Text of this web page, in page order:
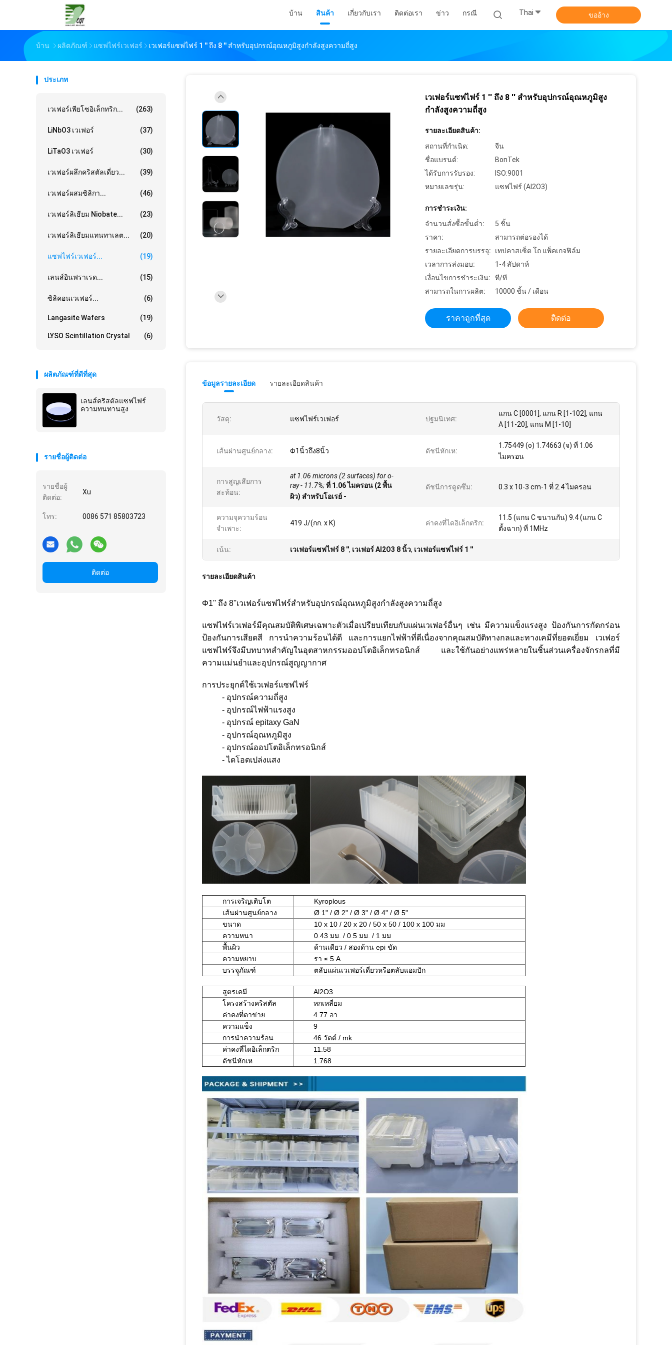
บ้าน สินค้า เกี่ยวกับเรา ติดต่อเรา ข่าว กรณี Thai ขออ้าง
บ้าน ผลิตภัณฑ์ แซฟไฟร์เวเฟอร์ เวเฟอร์แซฟไฟร์ 1 '' ถึง 8 '' สำหรับอุปกรณ์อุณหภูมิสูงกำลังสูงความถี่สูง
ประเภท
เวเฟอร์เพียโซอิเล็กทริก... (263)
LiNbO3 เวเฟอร์ (37)
LiTaO3 เวเฟอร์ (30)
เวเฟอร์ผลึกคริสตัลเดี่ยว... (39)
เวเฟอร์ผสมซิลิกา... (46)
เวเฟอร์ลิเธียม Niobate... (23)
เวเฟอร์ลิเธียมแทนทาเลต... (20)
แซฟไฟร์เวเฟอร์... (19)
เลนส์อินฟราเรด... (15)
ซิลิคอนเวเฟอร์... (6)
Langasite Wafers (19)
LYSO Scintillation Crystal (6)
ผลิตภัณฑ์ที่ดีที่สุด
เลนส์คริสตัลแซฟไฟร์
ความทนทานสูง
รายชื่อผู้ติดต่อ
รายชื่อผู้
ติดต่อ:
Xu
โทร: 0086 571 85803723
ติดต่อ
เวเฟอร์แซฟไฟร์ 1 '' ถึง 8 '' สำหรับอุปกรณ์อุณหภูมิสูง
กำลังสูงความถี่สูง
รายละเอียดสินค้า:
สถานที่กำเนิด:
จีน
ชื่อแบรนด์:
BonTek
ได้รับการรับรอง:
ISO:9001
หมายเลขรุ่น:
แซฟไฟร์ (Al2O3)
การชำระเงิน:
จำนวนสั่งซื้อขั้นต่ำ:
5 ชิ้น
ราคา:
สามารถต่อรองได้
รายละเอียดการบรรจุ:
เทปคาสเซ็ต โถ แพ็คเกจฟิล์ม
เวลาการส่งมอบ:
1-4 สัปดาห์
เงื่อนไขการชำระเงิน:
ที/ที
สามารถในการผลิต:
10000 ชิ้น / เดือน
ราคาถูกที่สุด ติดต่อ
ข้อมูลรายละเอียด รายละเอียดสินค้า
วัสดุ: แซฟไฟร์เวเฟอร์ ปฐมนิเทศ:
แกน C [0001], แกน R [1-102], แกน
A [11-20], แกน M [1-10]
เส้นผ่านศูนย์กลาง: Φ1นิ้วถึง8นิ้ว ดัชนีหักเห:
1.75449 (o) 1.74663 (จ) ที่ 1.06
ไมครอน
การสูญเสียการ
สะท้อน:
at 1.06 microns (2 surfaces) for o-
ray - 11.7%;ที่ 1.06 ไมครอน (2 พื้น
ผิว) สำหรับโอเรย์ -
ดัชนีการดูดซึม: 0.3 x 10-3 cm-1 ที่ 2.4 ไมครอน
ความจุความร้อน
จำเพาะ:
419 J/(กก. x K) ค่าคงที่ไดอิเล็กตริก:
11.5 (แกน C ขนานกัน) 9.4 (แกน C
ตั้งฉาก) ที่ 1MHz
เน้น: เวเฟอร์แซฟไฟร์ 8 '', เวเฟอร์ Al2O3 8 นิ้ว, เวเฟอร์แซฟไฟร์ 1 ''
รายละเอียดสินค้า
Φ1'' ถึง 8''เวเฟอร์แซฟไฟร์สำหรับอุปกรณ์อุณหภูมิสูงกำลังสูงความถี่สูง
แซฟไฟร์เวเฟอร์มีคุณสมบัติพิเศษเฉพาะตัวเมื่อเปรียบเทียบกับแผ่นเวเฟอร์อื่นๆ เช่น มีความแข็งแรงสูง ป้องกันการกัดกร่อน
ป้องกันการเสียดสี การนำความร้อนได้ดี และการแยกไฟฟ้าที่ดีเนื่องจากคุณสมบัติทางกลและทางเคมีที่ยอดเยี่ยม เวเฟอร์
แซฟไฟร์จึงมีบทบาทสำคัญในอุตสาหกรรมออปโตอิเล็กทรอนิกส์ และใช้กันอย่างแพร่หลายในชิ้นส่วนเครื่องจักรกลที่มี
ความแม่นยำและอุปกรณ์สูญญากาศ
การประยุกต์ใช้เวเฟอร์แซฟไฟร์
- อุปกรณ์ความถี่สูง
- อุปกรณ์ไฟฟ้าแรงสูง
- อุปกรณ์ epitaxy GaN
- อุปกรณ์อุณหภูมิสูง
- อุปกรณ์ออปโตอิเล็กทรอนิกส์
- ไดโอดเปล่งแสง
การเจริญเติบโต
Kyroplous
เส้นผ่านศูนย์กลาง
Ø 1" / Ø 2" / Ø 3" / Ø 4" / Ø 5"
ขนาด
10 x 10 / 20 x 20 / 50 x 50 / 100 x 100 มม
ความหนา
0.43 มม. / 0.5 มม. / 1 ​​มม
พื้นผิว
ด้านเดียว / สองด้าน epi ขัด
ความหยาบ
รา ≤ 5 A
บรรจุุภัณฑ์
ตลับแผ่นเวเฟอร์เดี่ยวหรือตลับแอมปัก
สูตรเคมี
Al2O3
โครงสร้างคริสตัล
หกเหลี่ยม
ค่าคงที่ตาข่าย
4.77 อา
ความแข็ง
9
การนำความร้อน
46 วัตต์ / mk
ค่าคงที่ไดอิเล็กตริก
11.58
ดัชนีหักเห
1.768